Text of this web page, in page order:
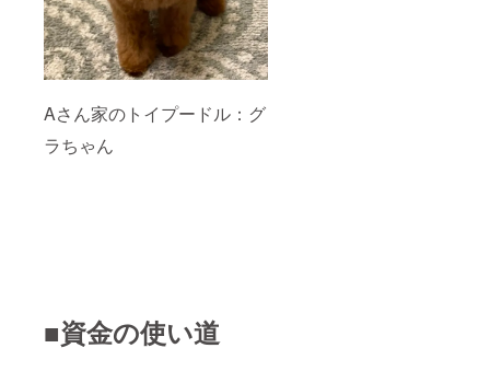
Aさん家のトイプードル：グ
ラちゃん
■資金の使い道